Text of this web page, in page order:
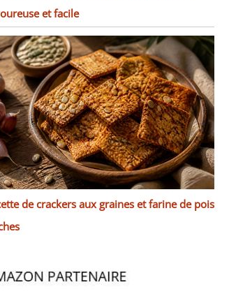
et facile
de crackers aux graines et farine de pois